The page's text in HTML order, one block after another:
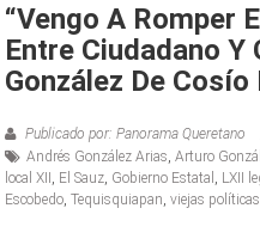
“Vengo A Romper
Entre Ciudadano Y
González De Cosío
Publicado por: Panorama Queretano
Andrés González Arias ,Arturo
local XII El Sauz Gobierno Estatal LXII
Escobedo ,Tequisquiapan ,viejas políticas